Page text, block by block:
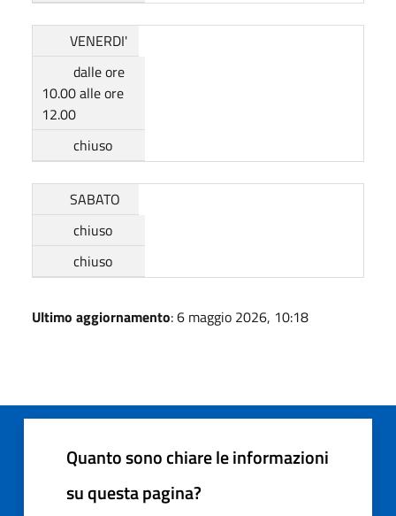
VENERDI'
dalle ore
10.00 alle ore
12.00
chiuso
SABATO
chiuso
chiuso
Ultimo aggiornamento: 6 maggio 2026, 10:18
Quanto sono chiare le informazioni
su questa pagina?